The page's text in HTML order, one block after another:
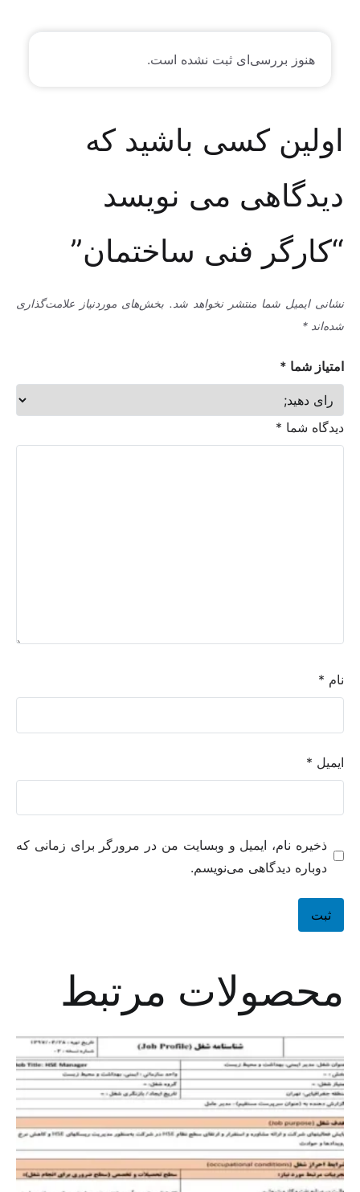
هنوز بررسی‌ای ثبت نشده است.
اولین کسی باشید که
دیدگاهی می نویسد
“کارگر فنی ساختمان”
نشانی ایمیل شما منتشر نخواهد شد. بخش‌های موردنیاز علامت‌گذاری
شده‌اند *
امتیاز شما *
دیدگاه شما *
نام *
ایمیل *
ذخیره نام، ایمیل و وبسایت من در مرورگر برای زمانی که
دوباره دیدگاهی می‌نویسم.
محصولات مرتبط